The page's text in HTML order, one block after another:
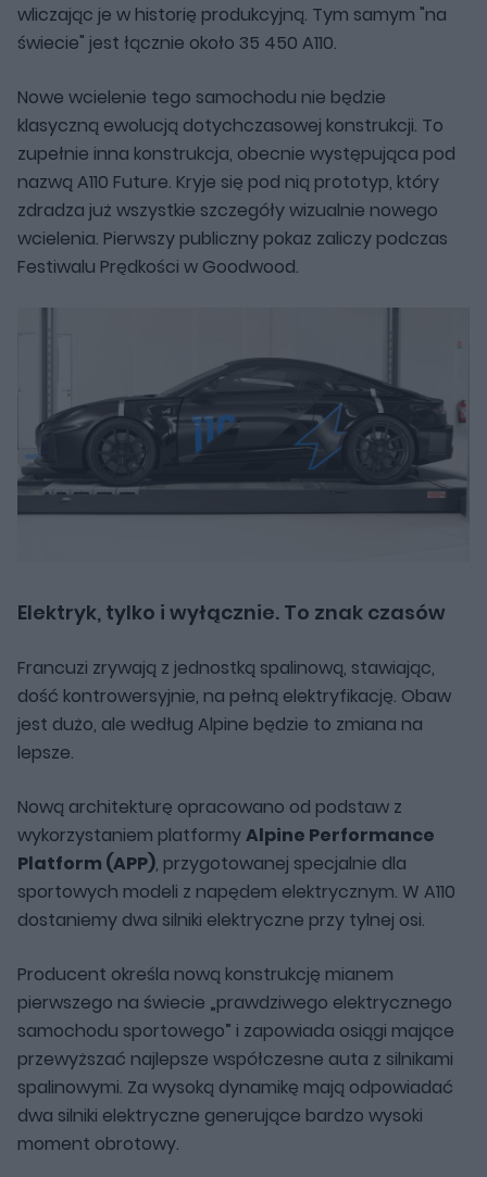
wliczając je w historię produkcyjną. Tym samym "na
świecie" jest łącznie około 35 450 A110.
Nowe wcielenie tego samochodu nie będzie
klasyczną ewolucją dotychczasowej konstrukcji. To
zupełnie inna konstrukcja, obecnie występująca pod
nazwą A110 Future. Kryje się pod nią prototyp, który
zdradza już wszystkie szczegóły wizualnie nowego
wcielenia. Pierwszy publiczny pokaz zaliczy podczas
Festiwalu Prędkości w Goodwood.
Elektryk, tylko i wyłącznie. To znak czasów
Francuzi zrywają z jednostką spalinową, stawiając,
dość kontrowersyjnie, na pełną elektryfikację. Obaw
jest dużo, ale według Alpine będzie to zmiana na
lepsze.
Nową architekturę opracowano od podstaw z
wykorzystaniem platformyAlpine Performance
Platform (APP), przygotowanej specjalnie dla
sportowych modeli z napędem elektrycznym. W A110
dostaniemy dwa silniki elektryczne przy tylnej osi.
Producent określa nową konstrukcję mianem
pierwszego na świecie „prawdziwego elektrycznego
samochodu sportowego” i zapowiada osiągi mające
przewyższać najlepsze współczesne auta z silnikami
spalinowymi. Za wysoką dynamikę mają odpowiadać
dwa silniki elektryczne generujące bardzo wysoki
moment obrotowy.